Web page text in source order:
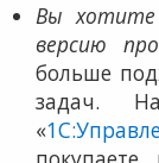
Вы хотите
версию
больше
задач.
«